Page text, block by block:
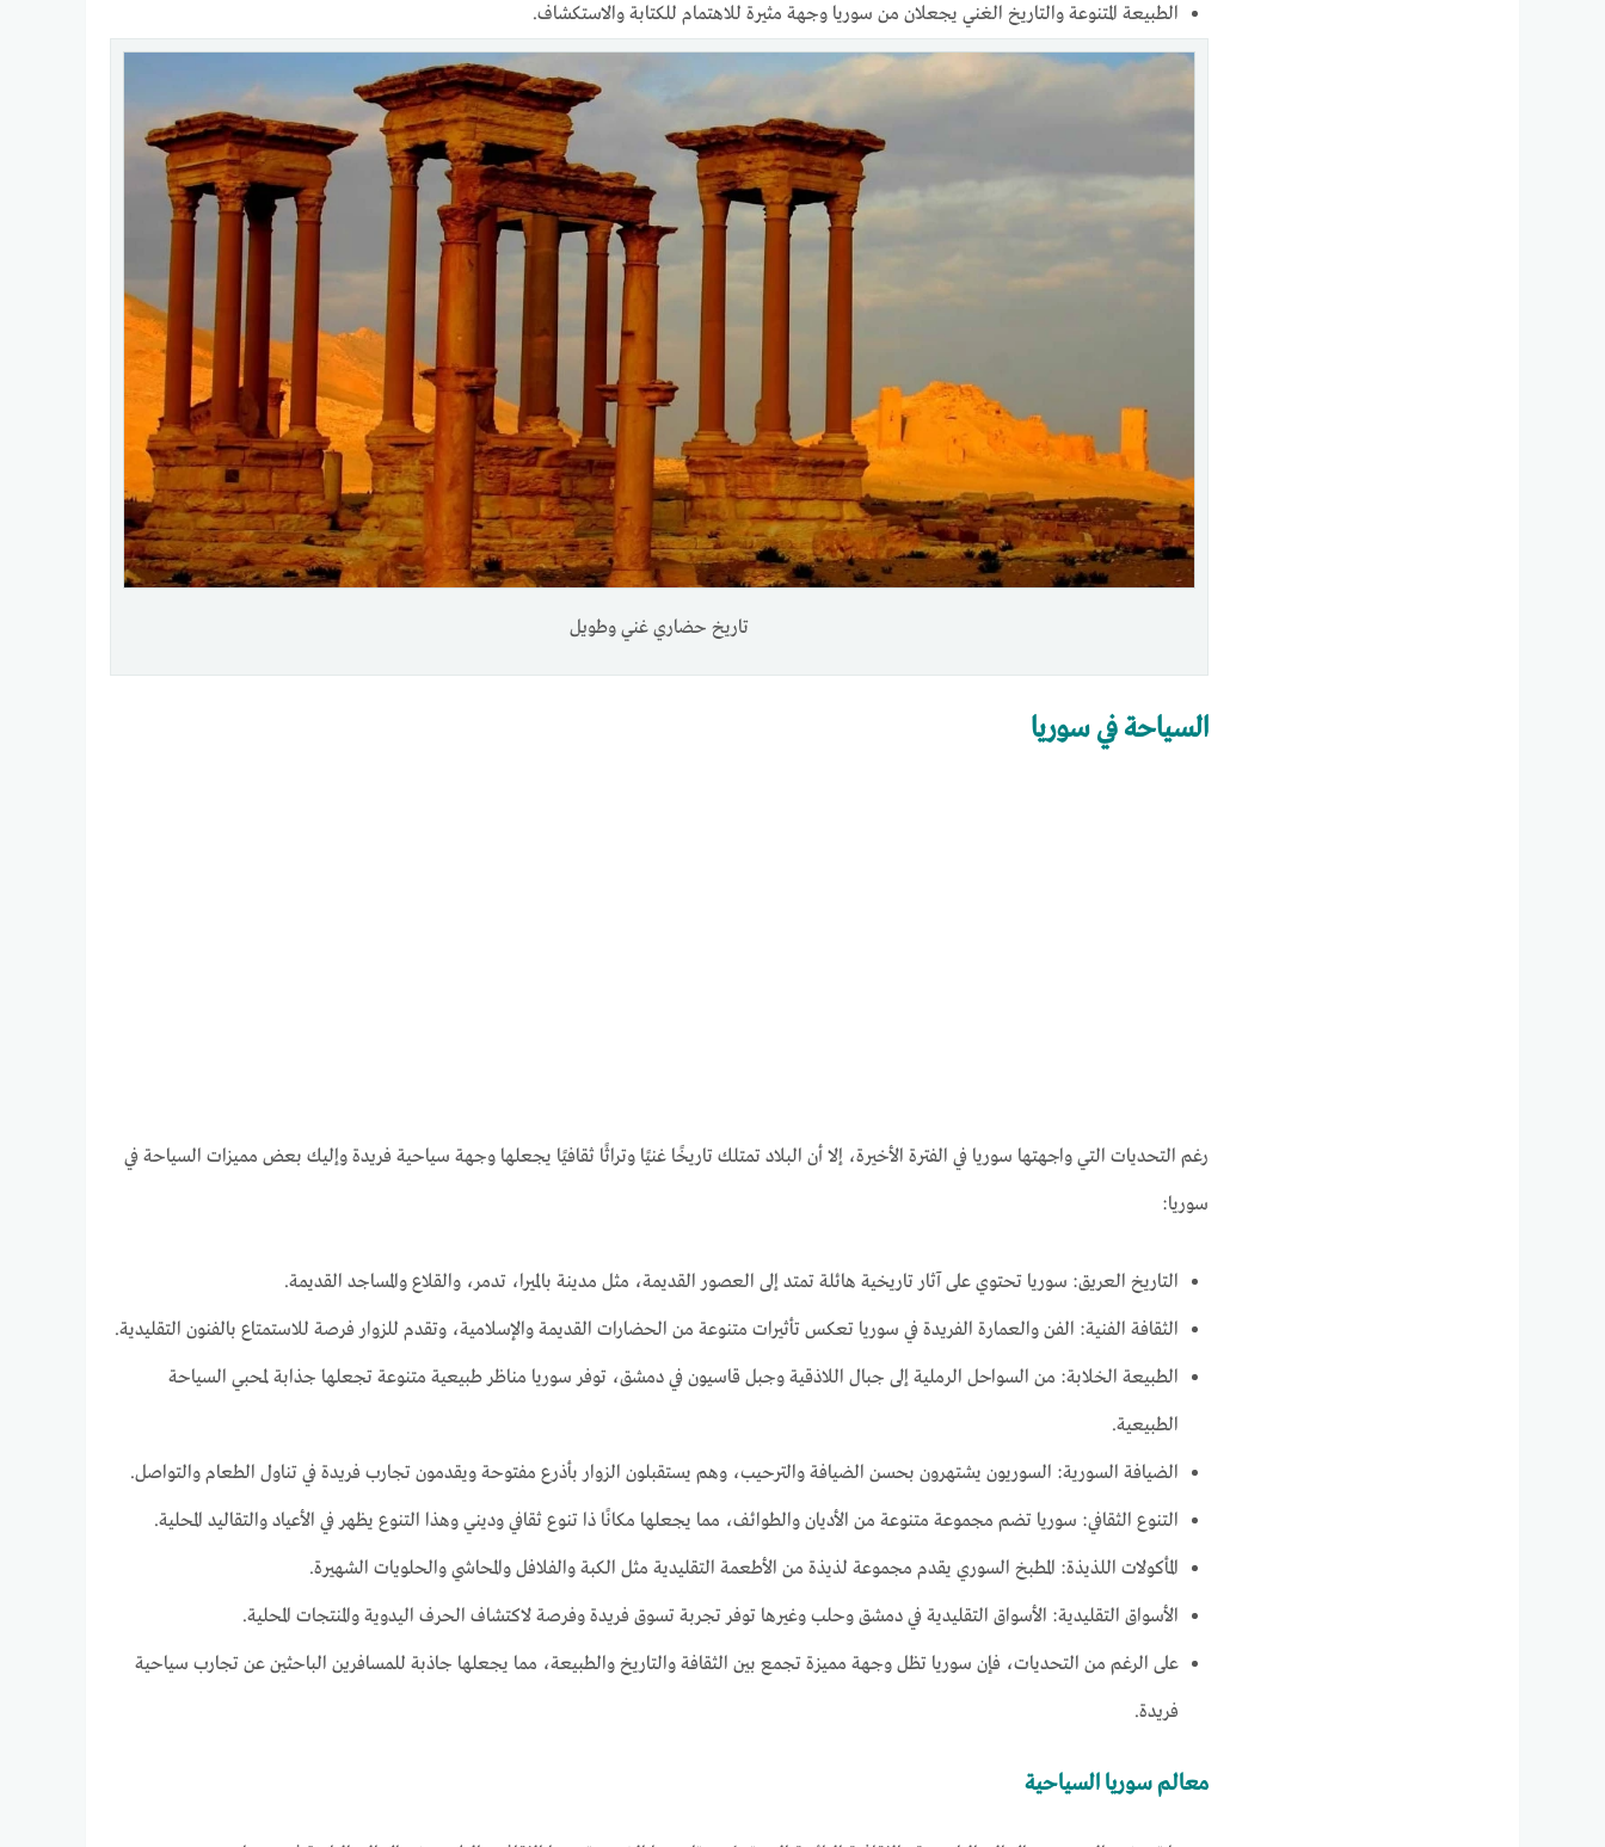
الطبيعة المتنوعة والتاريخ الغني يجعلان من سوريا وجهة مثيرة للاهتمام للكتابة والاستكشاف.
تاريخ حضاري غني وطويل
السياحة في سوريا
رغم التحديات التي واجهتها سوريا في الفترة الأخيرة، إلا أن البلاد تمتلك تاريخًا غنيًا وتراثًا ثقافيًا يجعلها وجهة سياحية فريدة وإليك بعض مميزات السياحة في
سوريا:
التاريخ العريق: سوريا تحتوي على آثار تاريخية هائلة تمتد إلى العصور القديمة، مثل مدينة بالميرا، تدمر، والقلاع والمساجد القديمة.
الثقافة الفنية: الفن والعمارة الفريدة في سوريا تعكس تأثيرات متنوعة من الحضارات القديمة والإسلامية، وتقدم للزوار فرصة للاستمتاع بالفنون التقليدية.
الطبيعة الخلابة: من السواحل الرملية إلى جبال اللاذقية وجبل قاسيون في دمشق، توفر سوريا مناظر طبيعية متنوعة تجعلها جذابة لمحبي السياحة
الطبيعية.
الضيافة السورية: السوريون يشتهرون بحسن الضيافة والترحيب، وهم يستقبلون الزوار بأذرع مفتوحة ويقدمون تجارب فريدة في تناول الطعام والتواصل.
التنوع الثقافي: سوريا تضم مجموعة متنوعة من الأديان والطوائف، مما يجعلها مكانًا ذا تنوع ثقافي وديني وهذا التنوع يظهر في الأعياد والتقاليد المحلية.
المأكولات اللذيذة: المطبخ السوري يقدم مجموعة لذيذة من الأطعمة التقليدية مثل الكبة والفلافل والمحاشي والحلويات الشهيرة.
الأسواق التقليدية: الأسواق التقليدية في دمشق وحلب وغيرها توفر تجربة تسوق فريدة وفرصة لاكتشاف الحرف اليدوية والمنتجات المحلية.
على الرغم من التحديات، فإن سوريا تظل وجهة مميزة تجمع بين الثقافة والتاريخ والطبيعة، مما يجعلها جاذبة للمسافرين الباحثين عن تجارب سياحية
فريدة.
معالم سوريا السياحية